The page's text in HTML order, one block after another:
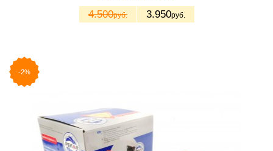
4.500руб. 3.950руб.
-2%